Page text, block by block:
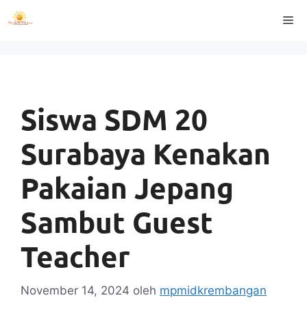
Langsung
ke
Siswa SDM 20
Surabaya Kenakan
Pakaian Jepang
Sambut Guest
Teacher
November 14, 2024 oleh mpmidkrembangan